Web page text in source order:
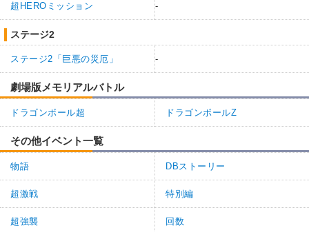
超HEROミッション -
ステージ2
ステージ2「巨悪の災厄」 -
劇場版メモリアルバトル
ドラゴンボール超 ドラゴンボールZ
その他イベント一覧
物語 DBストーリー
超激戦 特別編
超強襲 回数